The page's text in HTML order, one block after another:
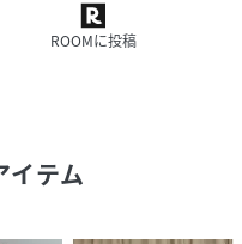
っ掛け・引きつれを起
は充分ご注意ください。
ROOMに投稿
イテム